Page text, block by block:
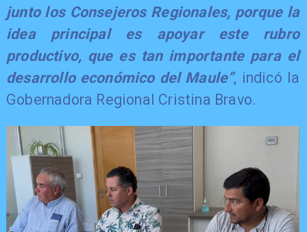
junto los Consejeros Regionales, porque la
idea principal es apoyar este rubro
productivo, que es tan importante para el
desarrollo económico del Maule”, indicó la
Gobernadora Regional Cristina Bravo.